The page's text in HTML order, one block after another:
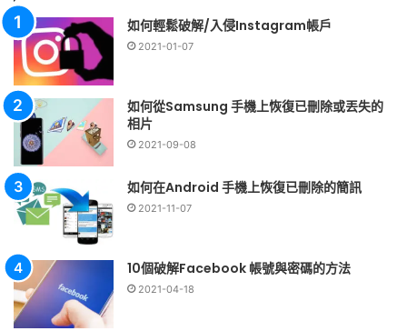
如何輕鬆破解/入侵Instagram帳戶
2021-01-07
如何從Samsung 手機上恢復已刪除或丟失的
相片
2021-09-08
如何在Android 手機上恢復已刪除的簡訊
2021-11-07
10個破解Facebook 帳號與密碼的方法
2021-04-18